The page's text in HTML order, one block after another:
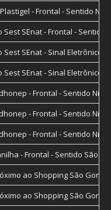
- Frontal - Sentido
Sest SEnat - Frontal -
Sest SEnat - Sinal
Sest SEnat - Sinal
- Frontal - Sentido
- Frontal - Sentido
- Frontal - Sentido
- Frontal - Sentido São
ao Shopping São
ao Shopping São